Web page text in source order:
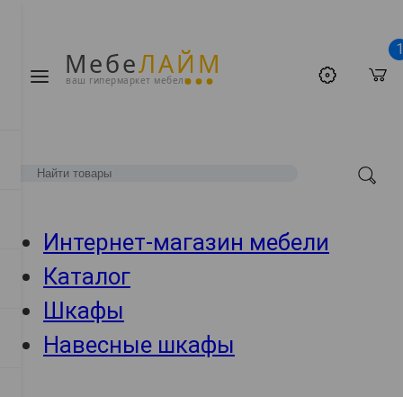
МебеЛАЙМ
ваш гипермаркет мебели
1
Интернет-магазин мебели
Каталог
Шкафы
Навесные шкафы